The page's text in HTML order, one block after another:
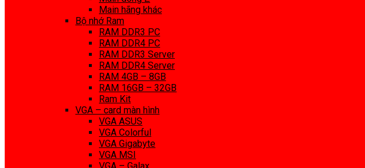
Main hãng khác
Bộ nhớ Ram
RAM DDR3 PC
RAM DDR4 PC
RAM DDR3 Server
RAM DDR4 Server
RAM 4GB – 8GB
RAM 16GB – 32GB
Ram Kit
VGA – card màn hình
VGA ASUS
VGA Colorful
VGA Gigabyte
VGA MSI